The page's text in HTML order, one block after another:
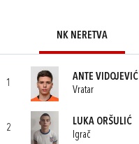
NK NERETVA
1
ANTE VIDOJEVIĆ
Vratar
2
LUKA ORŠULIĆ
Igrač